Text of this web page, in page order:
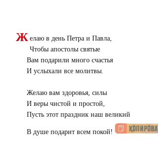
Ж елаю в день Петра и Павла,
Чтобы апостолы святые
Вам подарили много счастья
И услыхали все молитвы.
Желаю вам здоровья, силы
И веры чистой и простой,
Пусть этот праздник наш великий
В душе подарит всем покой!